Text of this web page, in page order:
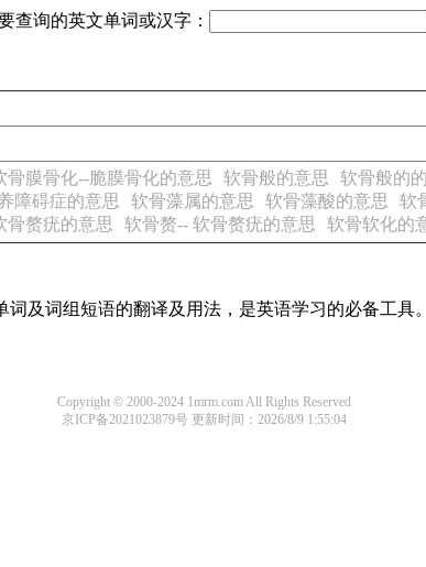
查询的英文单词或汉字：
骨膜骨化--脆膜骨化的意思 软骨般的意思 软骨般的
障碍症的意思 软骨藻属的意思 软骨藻酸的意思 软
骨赘疣的意思 软骨赘-- 软骨赘疣的意思 软骨软化的
及词组短语的翻译及用法，是英语学习的必备工具。
Copyright © 2000-2024 1mrm.com All Rights Reserved
京ICP备2021023879号 更新时间：2026/8/9 1:55:04